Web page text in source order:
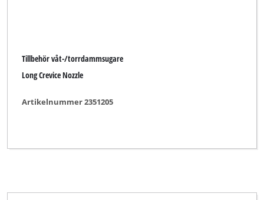
Tillbehör våt-/torrdammsugare
Long Crevice Nozzle
Artikelnummer 2351205